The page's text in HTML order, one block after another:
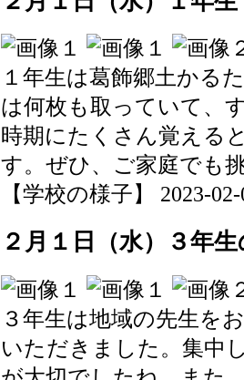
１年生は葛飾郷土かる
は何枚も取っていて、
時期にたくさん覚える
す。ぜひ、ご家庭でも
【学校の様子】 2023-
２月１日（水）３年
３年生は地域の先生を
いただきました。集中